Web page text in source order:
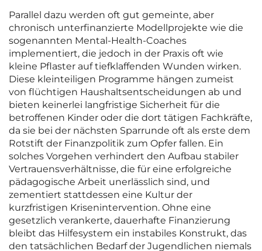
Parallel dazu werden oft gut gemeinte, aber
chronisch unterfinanzierte Modellprojekte wie die
sogenannten Mental-Health-Coaches
implementiert, die jedoch in der Praxis oft wie
kleine Pflaster auf tiefklaffenden Wunden wirken.
Diese kleinteiligen Programme hängen zumeist
von flüchtigen Haushaltsentscheidungen ab und
bieten keinerlei langfristige Sicherheit für die
betroffenen Kinder oder die dort tätigen Fachkräfte,
da sie bei der nächsten Sparrunde oft als erste dem
Rotstift der Finanzpolitik zum Opfer fallen. Ein
solches Vorgehen verhindert den Aufbau stabiler
Vertrauensverhältnisse, die für eine erfolgreiche
pädagogische Arbeit unerlässlich sind, und
zementiert stattdessen eine Kultur der
kurzfristigen Krisenintervention. Ohne eine
gesetzlich verankerte, dauerhafte Finanzierung
bleibt das Hilfesystem ein instabiles Konstrukt, das
den tatsächlichen Bedarf der Jugendlichen niemals